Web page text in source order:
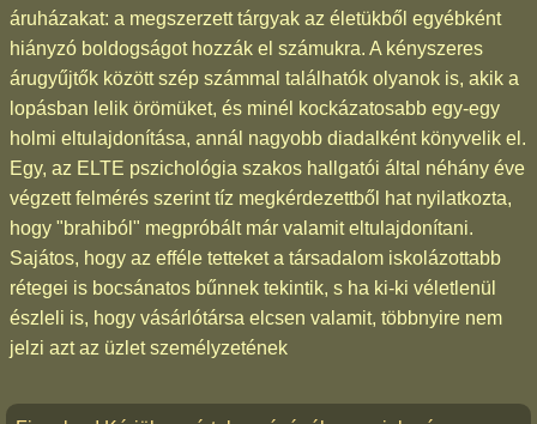
áruházakat: a megszerzett tárgyak az életükből egyébként
hiányzó boldogságot hozzák el számukra. A kényszeres
árugyűjtők között szép számmal találhatók olyanok is, akik a
lopásban lelik örömüket, és minél kockázatosabb egy-egy
holmi eltulajdonítása, annál nagyobb diadalként könyvelik el.
Egy, az ELTE pszichológia szakos hallgatói által néhány éve
végzett felmérés szerint tíz megkérdezettből hat nyilatkozta,
hogy "brahiból" megpróbált már valamit eltulajdonítani.
Sajátos, hogy az efféle tetteket a társadalom iskolázottabb
rétegei is bocsánatos bűnnek tekintik, s ha ki-ki véletlenül
észleli is, hogy vásárlótársa elcsen valamit, többnyire nem
jelzi azt az üzlet személyzetének